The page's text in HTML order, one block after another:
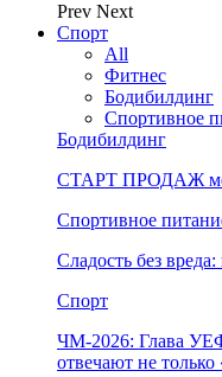
Prev Next
Спорт
All
Фитнес
Бодибилдинг
Спортивное
Бодибилдинг
СТАРТ ПРОДАЖ
Спортивное
Сладость без
Спорт
ЧМ-2026: Глава
отвечают не